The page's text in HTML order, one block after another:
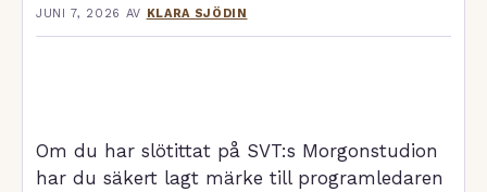
JUNI 7, 2026 AV KLARA SJÖDIN
Om du har slötittat på SVT:s Morgonstudion
har du säkert lagt märke till programledaren